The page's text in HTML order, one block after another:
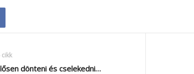
cikk
dönteni és cselekedni…